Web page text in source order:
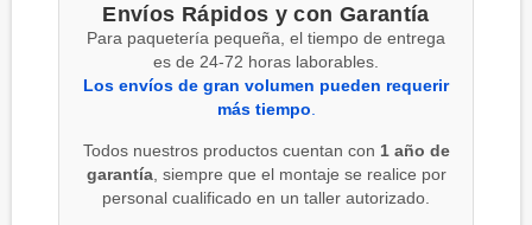
Envíos Rápidos y con Garantía
Para paquetería pequeña, el tiempo de entrega
es de 24-72 horas laborables.
Los envíos de gran volumen pueden requerir
más tiempo
Todos nuestros productos cuentan con 1 año de
garantía, siempre que el montaje se realice por
personal cualificado en un taller autorizado.